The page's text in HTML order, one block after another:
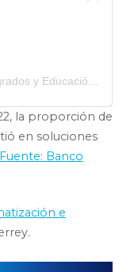
la proporción de
en soluciones
Fuente: Banco
e